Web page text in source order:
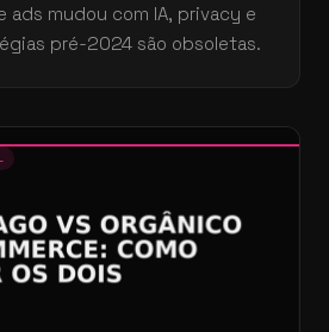
ads mudou com IA, privacy e
pré-2024 são obsoletas.